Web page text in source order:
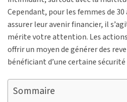
Cependant, pour les femmes de 30
assurer leur avenir financier, il
mérite votre attention. Les
offrir un moyen de générer des
bénéficiant d’une certaine
Sommaire